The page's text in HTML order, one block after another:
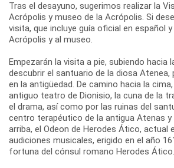
Tras el desayuno, sugerimos realizar la
Acrópolis y museo de la Acrópolis. Si
visita, que incluye guía oficial en español
Acrópolis y al museo.
Empezarán la visita a pie, subiendo hacia
descubrir el santuario de la diosa Atenea,
en la antigüedad. De camino hacia la
antiguo teatro de Dionisio, la cuna de la
el drama, así como por las ruinas del
centro terapéutico de la antigua Atenas
arriba, el Odeon de Herodes Ático, actual
audiciones musicales, erigido en el año
fortuna del cónsul romano Herodes Ático.